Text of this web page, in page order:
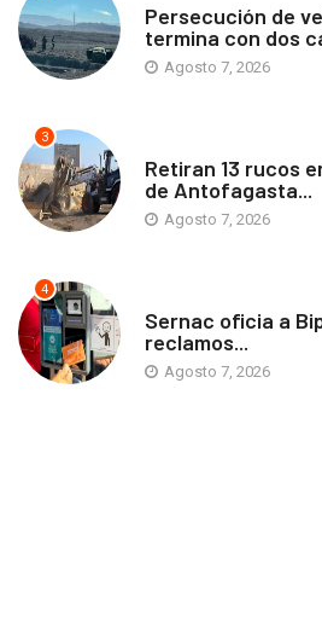
Persecución de
termina con dos
Agosto 7, 2026
3
Retiran 13 rucos
de Antofagasta...
Agosto 7, 2026
4
Sernac oficia a
reclamos...
Agosto 7, 2026